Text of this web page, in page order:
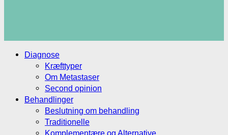
Diagnose
Kræfttyper
Om Metastaser
Second opinion
Behandlinger
Beslutning om behandling
Traditionelle
Komplementære og Alternative